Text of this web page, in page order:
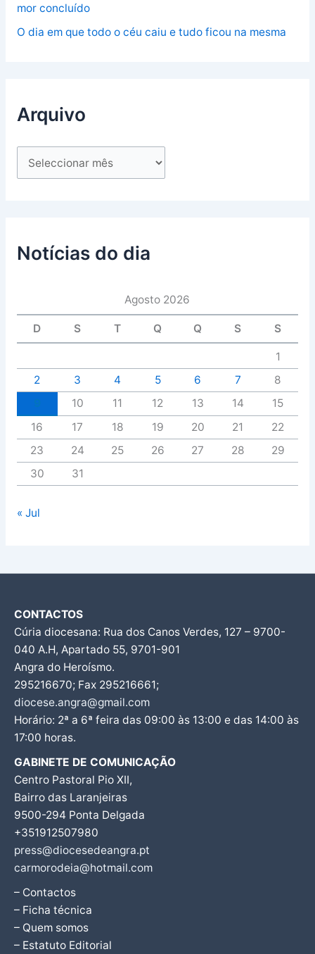
mor concluído
O dia em que todo o céu caiu e tudo ficou na mesma
Arquivo
Notícias do dia
Agosto 2026
D S T Q Q S S
1
2
3 4 5 6 7
8
10 11 12 13 14
15
16
17 18 19 20 21
22
23
24 25 26 27 28
29
30
31
« Jul
CONTACTOS
Cúria diocesana: Rua dos Canos Verdes, 127 – 9700-
040 A.H, Apartado 55, 9701-901
Angra do Heroísmo.
295216670; Fax 295216661;
diocese.angra@gmail.com
Horário: 2ª a 6ª feira das 09:00 às 13:00 e das 14:00 às
17:00 horas.
GABINETE DE COMUNICAÇÃO
Centro Pastoral Pio XII,
Bairro das Laranjeiras
9500-294 Ponta Delgada
+351912507980
press@diocesedeangra.pt
carmorodeia@hotmail.com
– Contactos
– Ficha técnica
– Quem somos
– Estatuto Editorial